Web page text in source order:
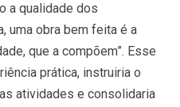
a qualidade dos
uma obra bem feita é a
que a compõem”. Esse
prática, instruiria o
atividades e consolidaria